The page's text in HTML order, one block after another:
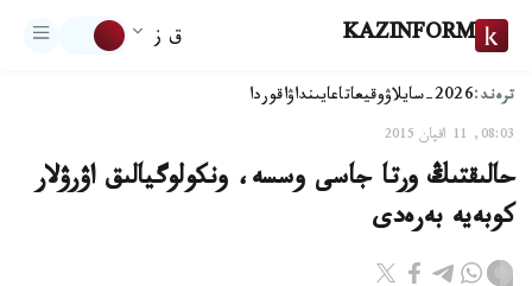
KAZINFORM ق ز
ترەند:2026-سايلاۋ وقيعاتاعايىنداۋاقوردا
08:03, 11 اقپان 2015
حالىقتىڭ ورتا جاسى وسسە، ونكولوگيالىق اۋرۋلار
كوبەيە بەرەدى